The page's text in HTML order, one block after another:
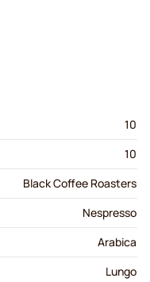
10
10
Black Coffee Roasters
Nespresso
Arabica
Lungo